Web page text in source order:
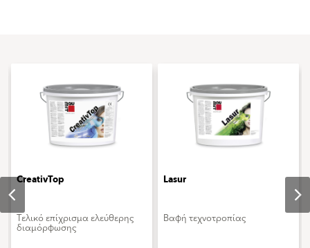
CreativTop
Τελικό επίχρισμα ελεύθερης
διαμόρφωσης
Lasur
Βαφή τεχνοτροπίας